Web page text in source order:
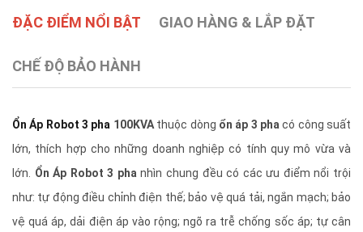
ĐẶC ĐIỂM NỔI BẬT GIAO HÀNG & LẮP ĐẶT
CHẾ ĐỘ BẢO HÀNH
Ổn Áp Robot 3 pha 100KVAthuộc dòng ổn áp 3 phacó công suất
lớn, thích hợp cho những doanh nghiệp có tính quy mô vừa và
lớn. Ổn Áp Robot 3 phanhìn chung đều có các ưu điểm nổi trội
như: tự động điều chỉnh điện thế; bảo vệ quá tải, ngắn mạch; bảo
vệ quá áp, dải điện áp vào rộng; ngõ ra trễ chống sốc áp; tự cân